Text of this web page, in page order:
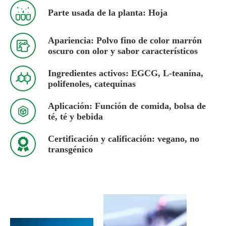
 Parte usada de la planta: Hoja

Apariencia: Polvo fino de color marrón
oscuro con olor y sabor característicos

Ingredientes activos: EGCG, L-teanina,
polifenoles, catequinas

Aplicación: Función de comida, bolsa de
té, té y bebida

Certificación y calificación: vegano, no
transgénico